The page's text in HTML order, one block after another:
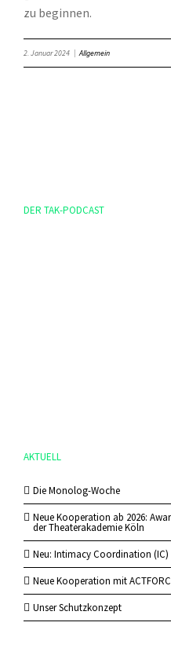
zu beginnen.
2. Januar 2024 | Allgemein
DER TAK-PODCAST
AKTUELL
Die Monolog-Woche
Neue Kooperation ab 2026:
der Theaterakademie Köln
Neu: Intimacy Coordination (IC)
Neue Kooperation mit
Unser Schutzkonzept